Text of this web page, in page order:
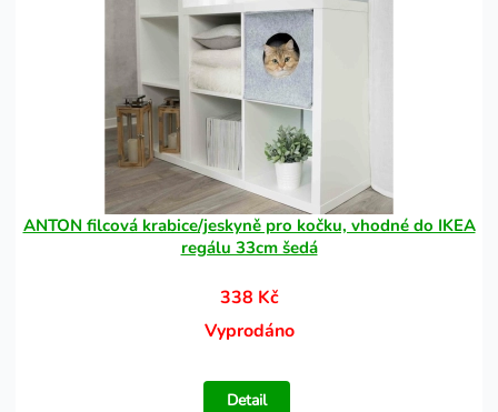
ANTON filcová krabice/jeskyně pro kočku, vhodné do IKEA
regálu 33cm šedá
338 Kč
Vyprodáno
Detail